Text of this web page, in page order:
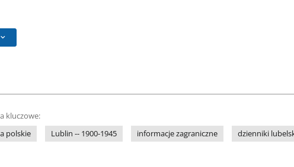
kluczowe:
polskie
Lublin -- 1900-1945 informacje zagraniczne dzienniki